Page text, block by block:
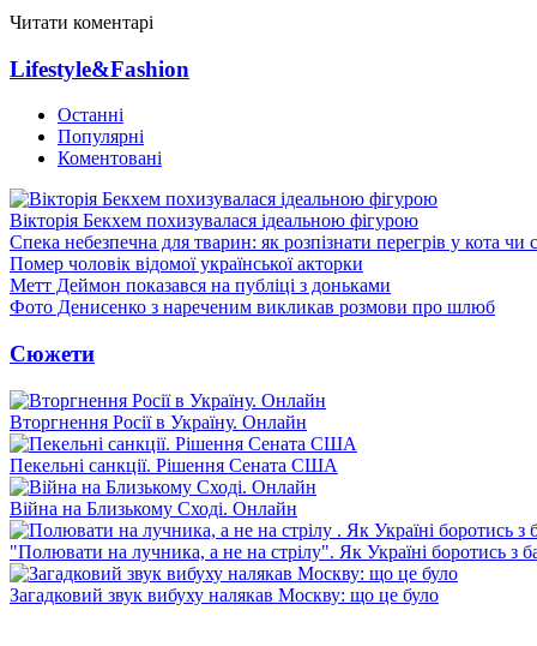
Читати коментарі
Lifestyle&Fashion
Останні
Популярні
Коментовані
Вікторія Бекхем похизувалася ідеальною фігурою
Спека небезпечна для тварин: як розпізнати перегрів у кота чи
Помер чоловік відомої української акторки
Метт Деймон показався на публіці з доньками
Фото Денисенко з нареченим викликав розмови про шлюб
Сюжети
Вторгнення Росії в Україну. Онлайн
Пекельні санкції. Рішення Сената США
Війна на Близькому Сході. Онлайн
"Полювати на лучника, а не на стрілу". Як Україні боротись з
Загадковий звук вибуху налякав Москву: що це було